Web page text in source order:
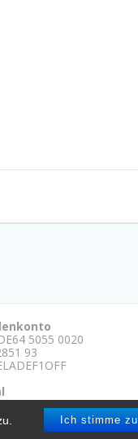
Ich stimme zu
5055 0020
93
drpmuse